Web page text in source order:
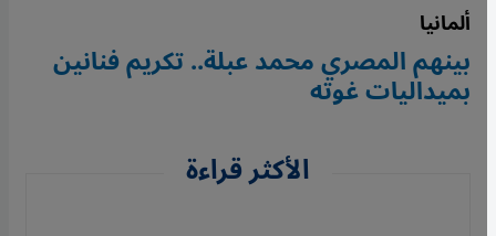
ألمانيا
بينهم المصري محمد عبلة.. تكريم فنانين
بميداليات غوته
الأكثر قراءة